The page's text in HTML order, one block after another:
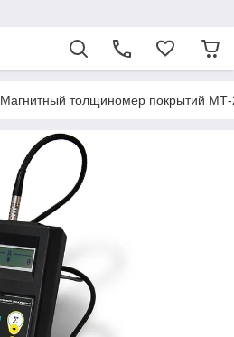
Магнитный толщиномер покрытий